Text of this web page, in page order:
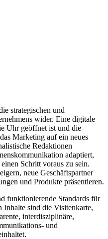
strategischen und
wider. Eine digitale
Uhr geöffnet ist und die
Marketing auf ein neues
Redaktionen
adaptiert,
Schritt voraus zu sein.
neue Geschäftspartner
und Produkte präsentieren.
funktionierende Standards für
Inhalte sind die Visitenkarte,
interdisziplinäre,
und